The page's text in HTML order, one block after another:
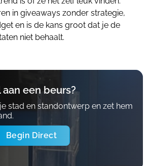
in giveaways zonder strategie,
en is de kans groot dat je de
niet behaalt.
een beurs?
stad en standontwerp en zet hem
Begin Direct